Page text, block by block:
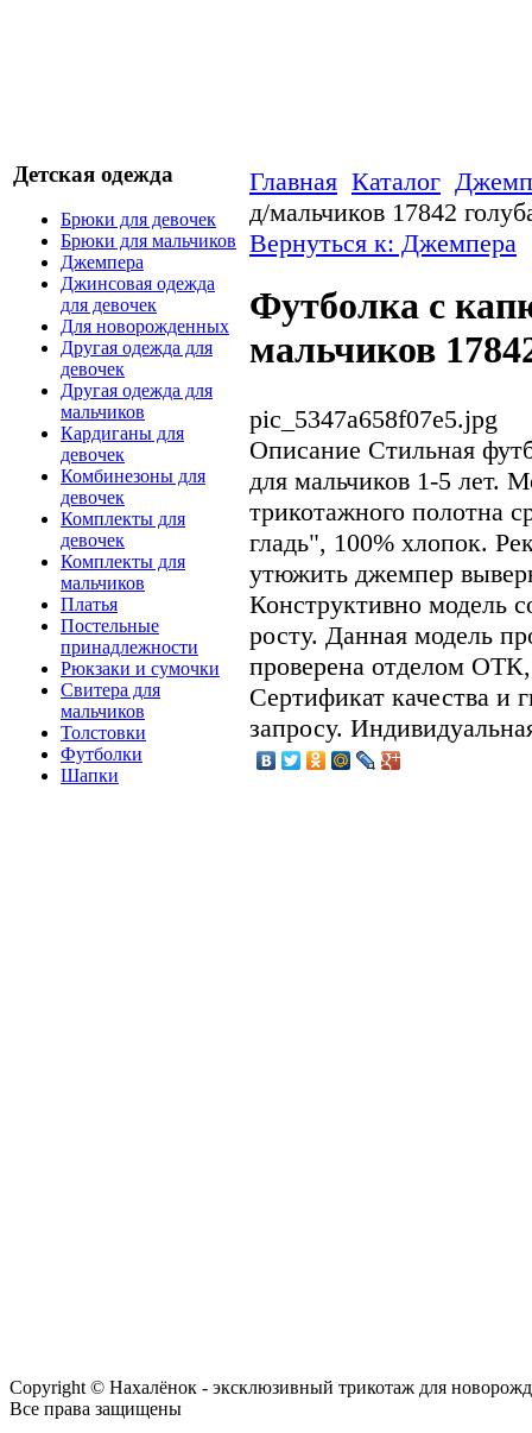
Детская одежда
Брюки для девочек
Брюки для мальчиков
Джемпера
Джинсовая одежда
для девочек
Для новорожденных
Другая одежда для
девочек
Другая одежда для
мальчиков
Кардиганы для
девочек
Комбинезоны для
девочек
Комплекты для
девочек
Комплекты для
мальчиков
Платья
Постельные
принадлежности
Рюкзаки и сумочки
Свитера для
мальчиков
Толстовки
Футболки
Шапки
Главная Каталог
д/мальчиков 17842
Вернуться к: Джемпера
Футболка с
мальчиков
pic_5347a658f07e5.jpg
Описание Стильная
для мальчиков 1-5 лет.
трикотажного полотна
гладь", 100% хлопок.
утюжить джемпер
Конструктивно модель
росту. Данная модель
проверена отделом
Сертификат качества и
запросу.
Copyright © Нахалёнок - эксклюзивный трикотаж для
Все права защищены